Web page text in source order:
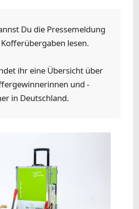
Du die Pressemeldung
lesen.
ihr eine Übersicht über
und -
in Deutschland.